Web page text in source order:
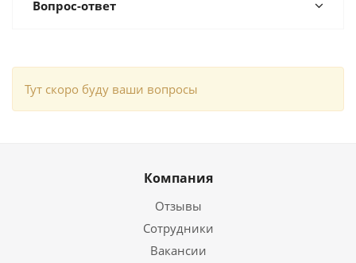
Вопрос-ответ
Тут скоро буду ваши вопросы
Компания
Отзывы
Сотрудники
Вакансии